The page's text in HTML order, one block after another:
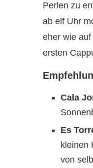
Perlen zu
ab elf Uhr
eher wie
ersten
Cala
Es
kleinen
von